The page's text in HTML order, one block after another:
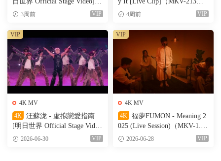
（MKV-611M）
3周前 VIP
M）4周前 VIP
4K MV
4K
汪蘇泷 - 虛拟戀愛指南
[明日世界 Official Stage Vide
o]（MKV-527M）
2026-06-30 VIP
VIP
4K MV
4K
福夢FUMON - Meaning 2
025 (Live Session)（MKV-1.56
G）2026-06-28 VIP
VIP